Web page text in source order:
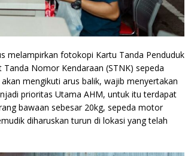
melampirkan fotokopi Kartu Tanda Penduduk
Nomor Kendaraan (STNK) sepeda
mengikuti arus balik, wajib menyertakan
prioritas Utama AHM, untuk itu terdapat
bawaan sebesar 20kg, sepeda motor
diharuskan turun di lokasi yang telah